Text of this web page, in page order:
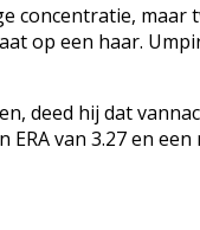
concentratie,
op een haar.
deed hij dat
van 3.27 en